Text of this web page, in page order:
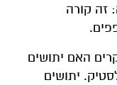
זה קורה
האם יתושים
יתושים